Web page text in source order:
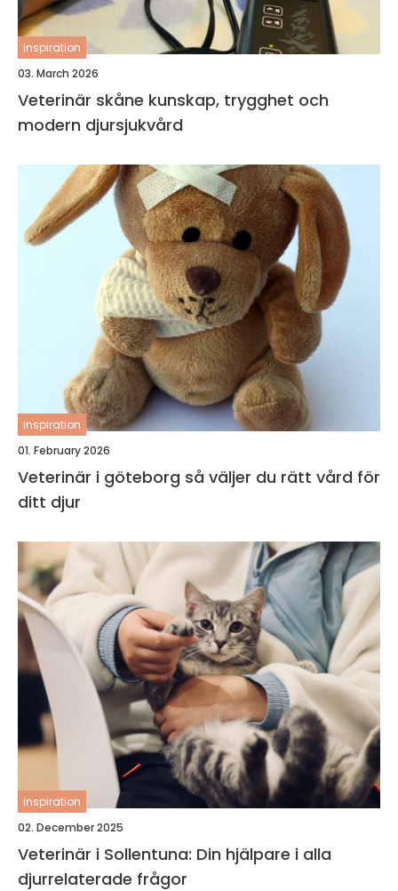
inspiration
03. March 2026
Veterinär skåne kunskap, trygghet och
modern djursjukvård
inspiration
01. February 2026
Veterinär i göteborg så väljer du rätt vård för
ditt djur
inspiration
02. December 2025
Veterinär i Sollentuna: Din hjälpare i alla
djurrelaterade frågor